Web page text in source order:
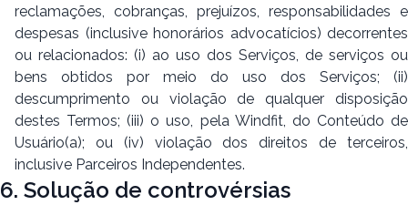
reclamações, cobranças, prejuízos, responsabilidades e
despesas (inclusive honorários advocatícios) decorrentes
ou relacionados: (i) ao uso dos Serviços, de serviços ou
bens obtidos por meio do uso dos Serviços; (ii)
descumprimento ou violação de qualquer disposição
destes Termos; (iii) o uso, pela Windfit, do Conteúdo de
Usuário(a); ou (iv) violação dos direitos de terceiros,
inclusive Parceiros Independentes.
6. Solução de controvérsias